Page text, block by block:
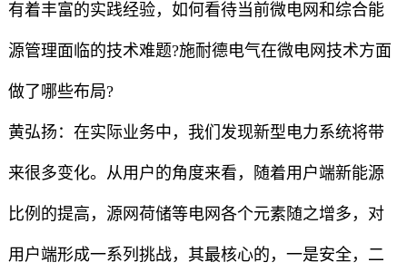
有着丰富的实践经验，如何看待当前微电网和综合能
源管理面临的技术难题?施耐德电气在微电网技术方面
做了哪些布局?
黄弘扬：在实际业务中，我们发现新型电力系统将带
来很多变化。从用户的角度来看，随着用户端新能源
比例的提高，源网荷储等电网各个元素随之增多，对
用户端形成一系列挑战，其最核心的，一是安全，二